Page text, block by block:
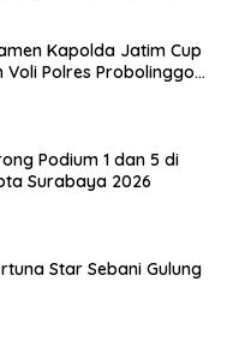
Kapolda Jatim Cup
Voli Polres Probolinggo
Podium 1 dan 5 di
Surabaya 2026
Star Sebani Gulung